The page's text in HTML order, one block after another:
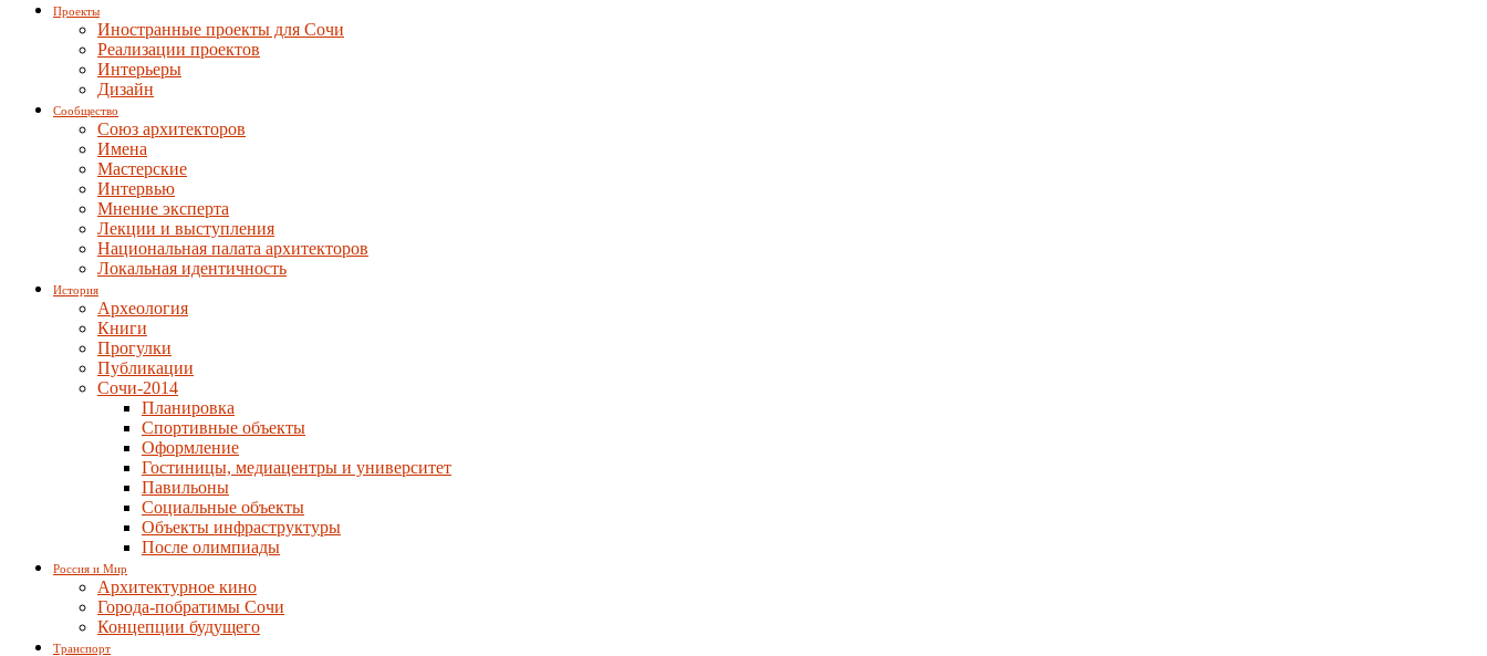
Проекты
Иностранные проекты для Сочи
Реализации проектов
Интерьеры
Дизайн
Сообщество
Союз архитекторов
Имена
Мастерские
Интервью
Мнение эксперта
Лекции и выступления
Национальная палата архитекторов
Локальная идентичность
История
Археология
Книги
Прогулки
Публикации
Сочи-2014
Планировка
Спортивные объекты
Оформление
Гостиницы, медиацентры и университет
Павильоны
Социальные объекты
Объекты инфраструктуры
После олимпиады
Россия и Мир
Архитектурное кино
Города-побратимы Сочи
Концепции будущего
Транспорт